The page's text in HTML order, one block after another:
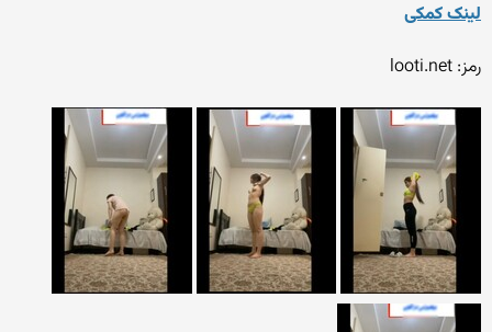
لینک کمکی
رمز: looti.net